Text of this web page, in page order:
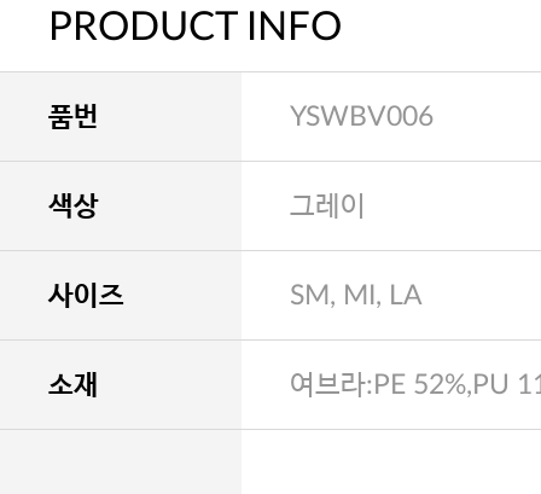
PRODUCT INFO
품번 YSWBV006
색상 그레이
사이즈 SM, MI, LA
소재 여브라:PE 52%,PU